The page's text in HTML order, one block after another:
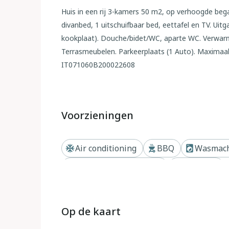
Huis in een rij 3-kamers 50 m2, op verhoogde
divanbed, 1 uitschuifbaar bed, eettafel en TV.
kookplaat). Douche/bidet/WC, aparte WC.
Terrasmeubelen. Parkeerplaats (1 Auto).
IT071060B200022608
Gargano: Kindvriendelijk vakantiecomplex
10.000 m2 (omheind), tuin met planten en
seizoensgebonden beschikbaarheid: 23.Mei. -
betalen). Schoonmaak op verzoek (extra).
(beperkt aantal). Supermarkt 100 m, bushalte
Voorzieningen
Air conditioning BBQ
Op de kaart